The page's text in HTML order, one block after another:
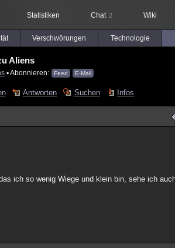
Statistiken Chat 2 Wiki
Verschwörungen Technologie
Aliens
▪ Abonnieren: Feed E-Mail
Antworten Suchen Infos
ich so wenig Wiege und klein bin, sehe ich